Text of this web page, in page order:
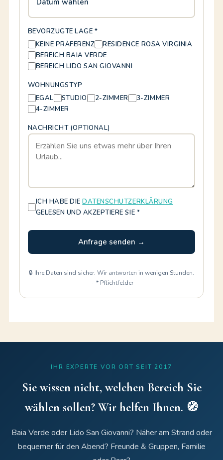
BEVORZUGTE LAGE *
KEINE PRÄFERENZ
RESIDENCE ROSA VIRGINIA
BEREICH BAIA VERDE
BEREICH LIDO SAN GIOVANNI
WOHNUNGSTYP
EGAL
STUDIO 2-ZIMMER
3-ZIMMER
4-ZIMMER
NACHRICHT (OPTIONAL)
ICH HABE DIEDATENSCHUTZERKLÄRUNG
GELESEN UND AKZEPTIERE SIE *
Anfrage senden →
🔒 Ihre Daten sind sicher. Wir antworten in wenigen Stunden.
· * Pflichtfelder
IHR EXPERTE VOR ORT SEIT 2017
Sie wissen nicht, welchen Bereich Sie
wählen sollen? Wir helfen Ihnen. 🧭
Baia Verde oder Lido San Giovanni? Näher am Strand oder
bequemer für den Abend? Freunde & Gruppen, Familie